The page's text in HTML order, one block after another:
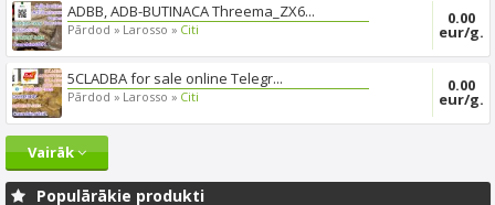
ADBB, ADB-BUTINACA Threema_ZX6...
Pārdod » Larosso » Citi
0.00
eur/g.
5CLADBA for sale online Telegr...
Pārdod » Larosso » Citi
0.00
eur/g.
Vairāk
Populārākie produkti